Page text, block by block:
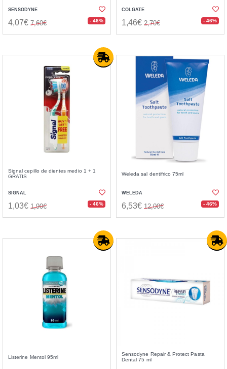
SENSODYNE
4,07€ 7,60€ - 46%
COLGATE
1,46€ 2,70€ - 46%
Signal cepillo de dientes medio 1 + 1
GRATIS
SIGNAL
1,03€ 1,90€ - 46%
Weleda sal dentifrico 75ml
WELEDA
6,53€ 12,00€ - 46%
Listerine Mentol 95ml
Sensodyne Repair & Protect Pasta
Dental 75 ml